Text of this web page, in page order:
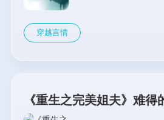
能找点一些笑点和
穿越言情
《重生之完美姐夫》难得